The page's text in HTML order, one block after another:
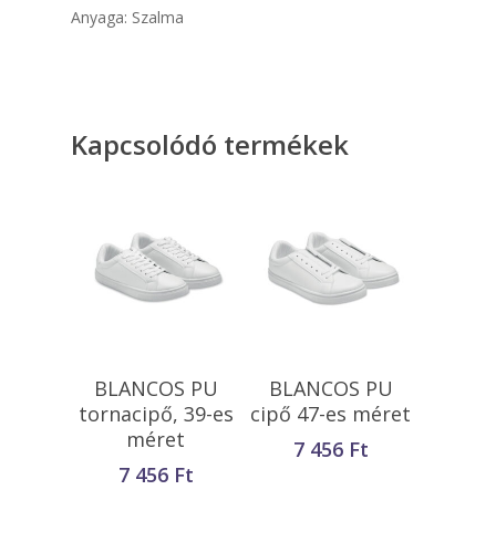
Anyaga: Szalma
Kapcsolódó termékek
Kosárba
Teszem
BLANCOS PU
tornacipő, 39-es
méret
7 456 Ft
Kosárba
Teszem
BLANCOS PU
cipő 47-es méret
7 456 Ft